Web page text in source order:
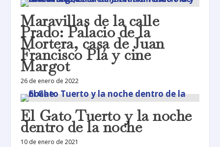
Maravillas de la calle
Prado: Palacio de la
Mortera, casa de Juan
Francisco Plá y cine
Margot
26 de enero de 2022
El Gato Tuerto y la noche
dentro de la noche
10 de enero de 2021